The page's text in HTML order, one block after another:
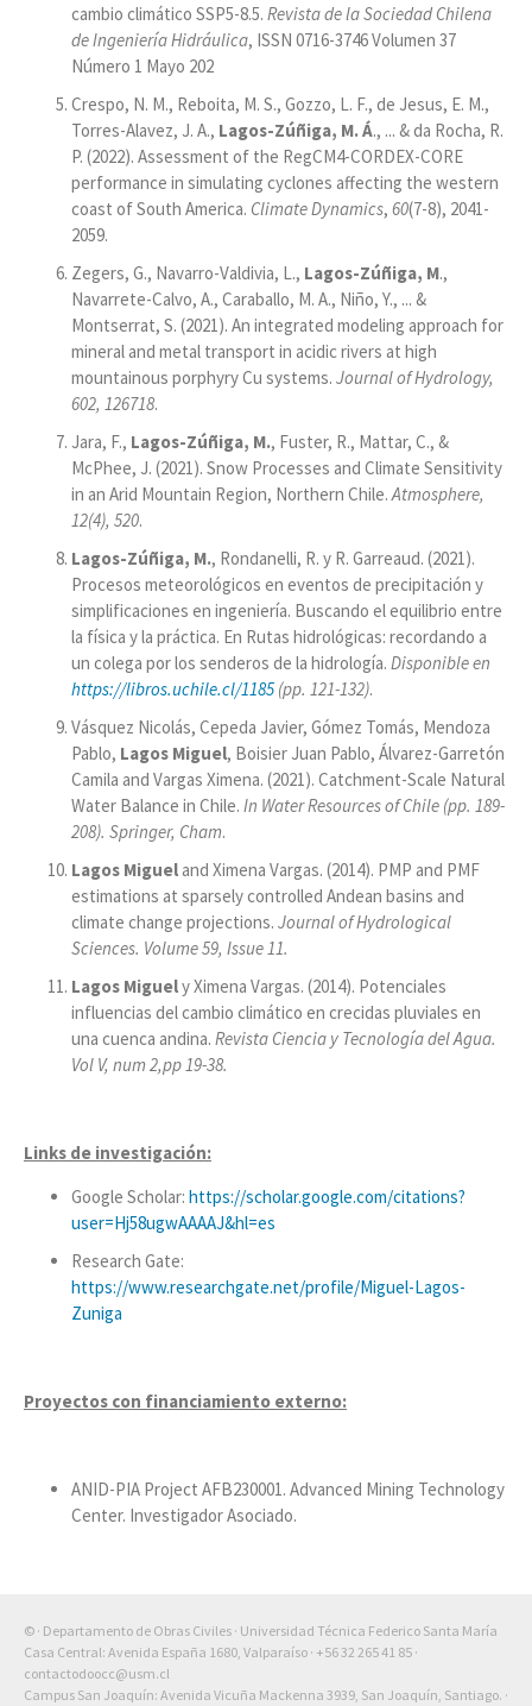
cambio climático SSP5-8.5. Revista de la Sociedad Chilena
de Ingeniería Hidráulica, ISSN 0716-3746 Volumen 37
Número 1 Mayo 202
Crespo, N. M., Reboita, M. S., Gozzo, L. F., de Jesus, E. M.,
Torres-Alavez, J. A., Lagos-Zúñiga, M. Á., ... & da Rocha, R.
P. (2022). Assessment of the RegCM4-CORDEX-CORE
performance in simulating cyclones affecting the western
coast of South America. Climate Dynamics, 60(7-8), 2041-
2059.
Zegers, G., Navarro-Valdivia, L., Lagos-Zúñiga, M.,
Navarrete-Calvo, A., Caraballo, M. A., Niño, Y., ... &
Montserrat, S. (2021). An integrated modeling approach for
mineral and metal transport in acidic rivers at high
mountainous porphyry Cu systems. Journal of Hydrology,
602, 126718.
Jara, F., Lagos-Zúñiga, M., Fuster, R., Mattar, C., &
McPhee, J. (2021). Snow Processes and Climate Sensitivity
in an Arid Mountain Region, Northern Chile. Atmosphere,
12(4), 520.
Lagos-Zúñiga, M., Rondanelli, R. y R. Garreaud. (2021).
Procesos meteorológicos en eventos de precipitación y
simplificaciones en ingeniería. Buscando el equilibrio entre
la física y la práctica. En Rutas hidrológicas: recordando a
un colega por los senderos de la hidrología. Disponible en
https://libros.uchile.cl/1185 (pp. 121-132).
Vásquez Nicolás, Cepeda Javier, Gómez Tomás, Mendoza
Pablo, Lagos Miguel, Boisier Juan Pablo, Álvarez-Garretón
Camila and Vargas Ximena. (2021). Catchment-Scale Natural
Water Balance in Chile. In Water Resources of Chile (pp. 189-
208). Springer, Cham.
Lagos Miguel and Ximena Vargas. (2014). PMP and PMF
estimations at sparsely controlled Andean basins and
climate change projections. Journal of Hydrological
Sciences. Volume 59, Issue 11.
Lagos Miguely Ximena Vargas. (2014). Potenciales
influencias del cambio climático en crecidas pluviales en
una cuenca andina. Revista Ciencia y Tecnología del Agua.
Vol V, num 2,pp 19-38.
Links de investigación:
Google Scholar: https://scholar.google.com/citations?
user=Hj58ugwAAAAJ&hl=es
Research Gate:
https://www.researchgate.net/profile/Miguel-Lagos-
Zuniga
Proyectos con financiamiento externo:
ANID-PIA Project AFB230001. Advanced Mining Technology
Center. Investigador Asociado.
© · Departamento de Obras Civiles · Universidad Técnica Federico Santa María
Casa Central: Avenida España 1680, Valparaíso · +56 32 265 41 85 ·
contactodoocc@usm.cl
Campus San Joaquín: Avenida Vicuña Mackenna 3939, San Joaquín, Santiago. ·